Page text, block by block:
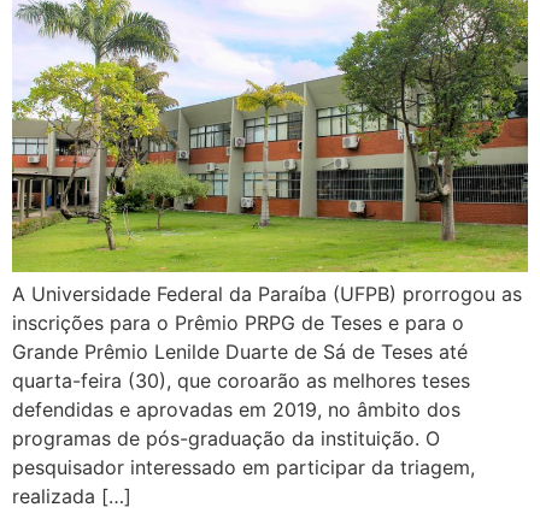
A Universidade Federal da Paraíba (UFPB) prorrogou as
inscrições para o Prêmio PRPG de Teses e para o
Grande Prêmio Lenilde Duarte de Sá de Teses até
quarta-feira (30), que coroarão as melhores teses
defendidas e aprovadas em 2019, no âmbito dos
programas de pós-graduação da instituição. O
pesquisador interessado em participar da triagem,
realizada […]